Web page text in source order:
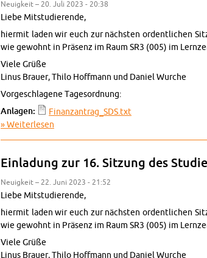
Neu­ig­keit – 20. Juli 2023 - 20:38
Liebe Mit­stu­die­ren­de,
hier­mit laden wir euch zur nächs­ten or­dent­li­chen
wie ge­wohnt in Prä­senz im Raum SR3 (005) im
Viele Grüße
Linus Brau­er, Thilo Hoff­mann und Da­ni­el Wur­che
Vor­ge­schla­ge­ne Ta­ges­ord­nung:
An­la­gen:
Fi­nanz­an­tra­g_S­DS.txt
Wei­ter­le­sen
Ein­la­dung zur 16. Sit­zung des
Neu­ig­keit – 22. Juni 2023 - 21:52
Liebe Mit­stu­die­ren­de,
hier­mit laden wir euch zur nächs­ten or­dent­li­chen
wie ge­wohnt in Prä­senz im Raum SR3 (005) im
Viele Grüße
Linus Brau­er, Thilo Hoff­mann und Da­ni­el Wur­che